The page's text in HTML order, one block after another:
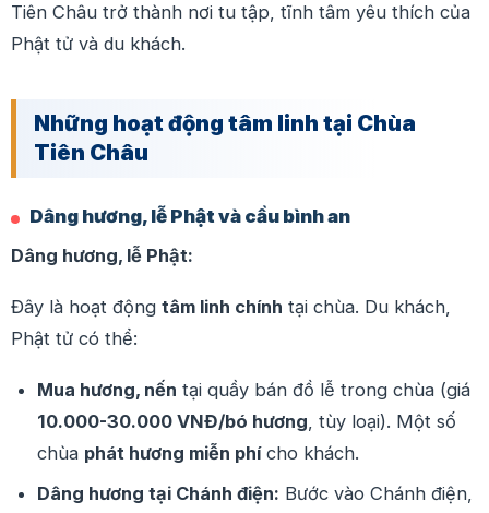
Tiên Châu trở thành nơi tu tập, tĩnh tâm yêu thích của
Phật tử và du khách.
Những hoạt động tâm linh tại Chùa
Tiên Châu
Dâng hương, lễ Phật và cầu bình an
Dâng hương, lễ Phật:
Đây là hoạt động tâm linh chính tại chùa. Du khách,
Phật tử có thể:
Mua hương, nến tại quầy bán đồ lễ trong chùa (giá
10.000-30.000 VNĐ/bó hương, tùy loại). Một số
chùa phát hương miễn phícho khách.
Dâng hương tại Chánh điện: Bước vào Chánh điện,